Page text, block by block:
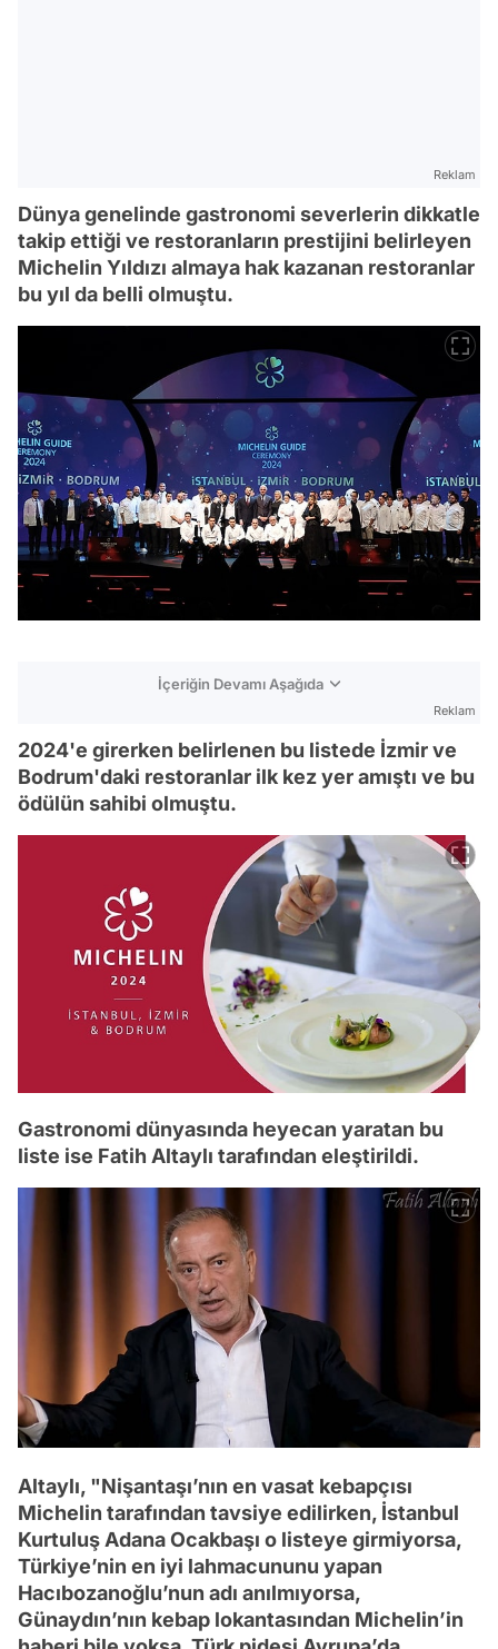
Reklam
Dünya genelinde gastronomi severlerin dikkatle
takip ettiği ve restoranların prestijini belirleyen
Michelin Yıldızı almaya hak kazanan restoranlar
bu yıl da belli olmuştu.
İçeriğin Devamı Aşağıda
Reklam
2024'e girerken belirlenen bu listede İzmir ve
Bodrum'daki restoranlar ilk kez yer amıştı ve bu
ödülün sahibi olmuştu.
Gastronomi dünyasında heyecan yaratan bu
liste ise Fatih Altaylı tarafından eleştirildi.
Altaylı, "Nişantaşı’nın en vasat kebapçısı
Michelin tarafından tavsiye edilirken, İstanbul
Kurtuluş Adana Ocakbaşı o listeye girmiyorsa,
Türkiye’nin en iyi lahmacununu yapan
Hacıbozanoğlu’nun adı anılmıyorsa,
Günaydın’nın kebap lokantasından Michelin’in